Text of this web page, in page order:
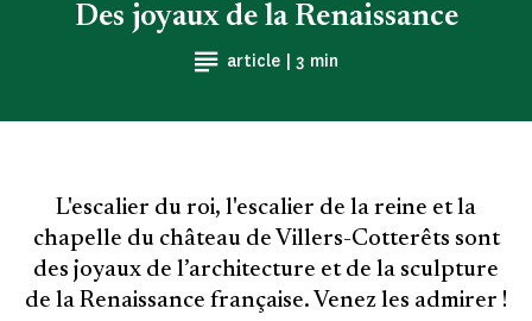
article | Temps de Lecture
3 min
Des joyaux de la Renaissance
L'escalier du roi, l'escalier de la reine et la
chapelle du château de Villers-Cotterêts sont
des joyaux de l’architecture et de la sculpture
de la Renaissance française. Venez les admirer !